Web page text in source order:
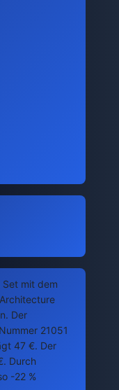
mit dem
Der
21051
47 €. Der
Durch
-22 %